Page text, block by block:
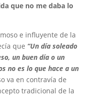
que no me daba lo
e influyente de la
que “Un día soleado
un buen día o un
no es lo que hace a un
va en contravía de
tradicional de la